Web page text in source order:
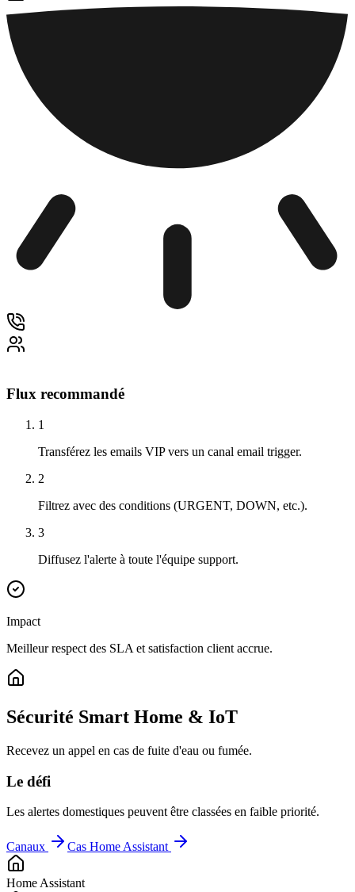
Flux recommandé
1
Transférez les emails VIP vers un canal email trigger.
2
Filtrez avec des conditions (URGENT, DOWN, etc.).
3
Diffusez l'alerte à toute l'équipe support.
Impact
Meilleur respect des SLA et satisfaction client accrue.
Sécurité Smart Home & IoT
Recevez un appel en cas de fuite d'eau ou fumée.
Le défi
Les alertes domestiques peuvent être classées en faible priorité.
Canaux Cas Home Assistant
Home Assistant